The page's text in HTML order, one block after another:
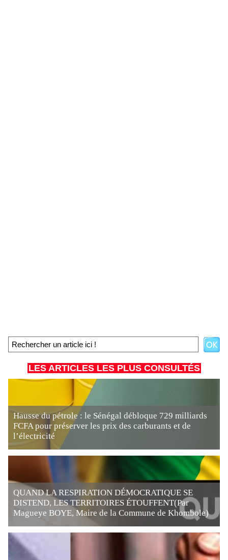
LES ARTICLES LES PLUS CONSULTÉS
Hausse du pétrole : le Sénégal débloque 729 milliards
FCFA pour préserver les prix des carburants et de
l’électricité
QUAND LA RESPIRATION DÉMOCRATIQUE SE
DISTEND, LES TERRITOIRES ÉTOUFFENT(Par
Magueye BOYE, Maire de la Commune de Khombole)